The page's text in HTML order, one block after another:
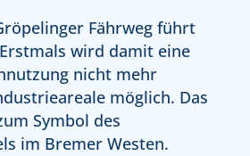
Fährweg führt
wird damit eine
nicht mehr
möglich. Das
Symbol des
im Bremer Westen.